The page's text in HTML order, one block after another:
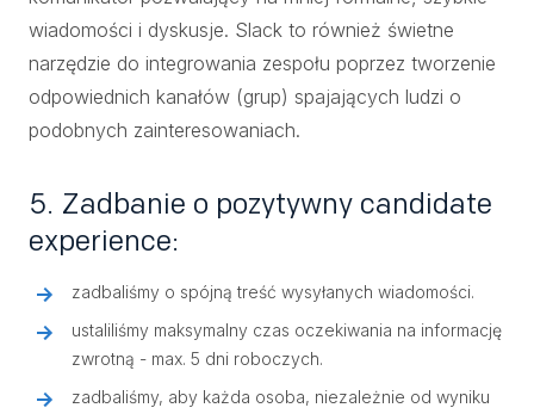
wiadomości i dyskusje. Slack to również świetne
narzędzie do integrowania zespołu poprzez tworzenie
odpowiednich kanałów (grup) spajających ludzi o
podobnych zainteresowaniach.
5. Zadbanie o pozytywny candidate
experience:
zadbaliśmy o spójną treść wysyłanych wiadomości.
ustaliliśmy maksymalny czas oczekiwania na informację
zwrotną - max. 5 dni roboczych.
zadbaliśmy, aby każda osoba, niezależnie od wyniku